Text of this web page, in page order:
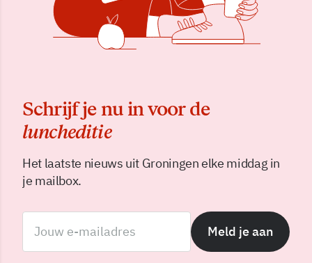
Schrijf je nu in voor de
luncheditie
Het laatste nieuws uit Groningen elke middag in
je mailbox.
Meld je aan